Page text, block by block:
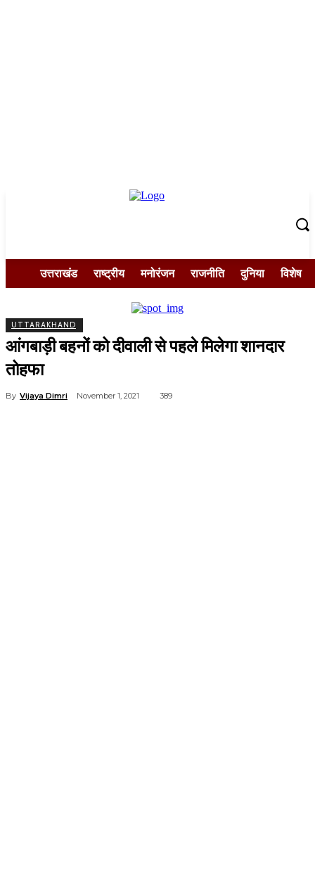
उत्तराखंड राष्ट्रीय मनोरंजन राजनीति दुनिया विशेष
UTTARAKHAND
आंगबाड़ी बहनों को दीवाली से पहले मिलेगा शानदार
तोहफा
By Vijaya Dimri November 1, 2021 389